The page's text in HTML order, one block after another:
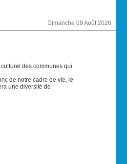
Dimanche 09 Août 2026
des communes qui
de notre cadre de vie, le
une diversité de